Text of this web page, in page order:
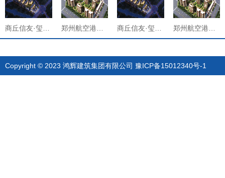
Copyright © 2023 鸿辉建筑集团有限公司 豫ICP备15012340号-1